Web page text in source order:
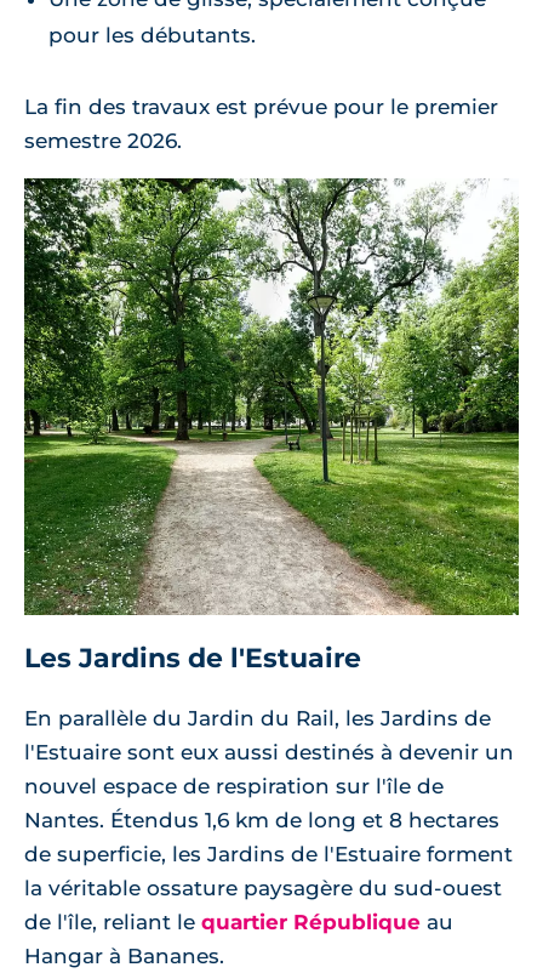
pour les débutants.
La fin des travaux est prévue pour le premier
semestre 2026.
Les Jardins de l'Estuaire
En parallèle du Jardin du Rail, les Jardins de
l'Estuaire sont eux aussi destinés à devenir un
nouvel espace de respiration sur l'île de
Nantes. Étendus 1,6 km de long et 8 hectares
de superficie, les Jardins de l'Estuaire forment
la véritable ossature paysagère du sud-ouest
de l'île, reliant le quartier République au
Hangar à Bananes.